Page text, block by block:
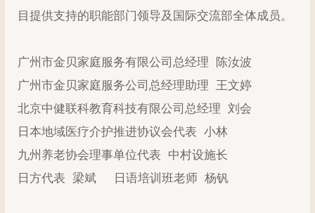
目提供支持的职能部门领导及国际交流部全体成员。
广州市金贝家庭服务有限公司总经理 陈汝波
广州市金贝家庭服务公司总经理助理 王文婷
北京中健联科教育科技有限公司总经理 刘会
日本地域医疗介护推进协议会代表 小林
九州养老协会理事单位代表 中村设施长
日方代表 梁斌 日语培训班老师 杨钒